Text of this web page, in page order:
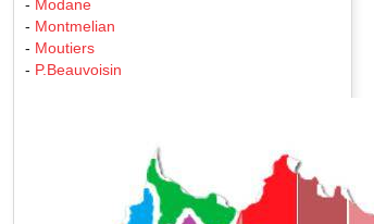
- Modane
- Montmelian
- Moutiers
- P.Beauvoisin